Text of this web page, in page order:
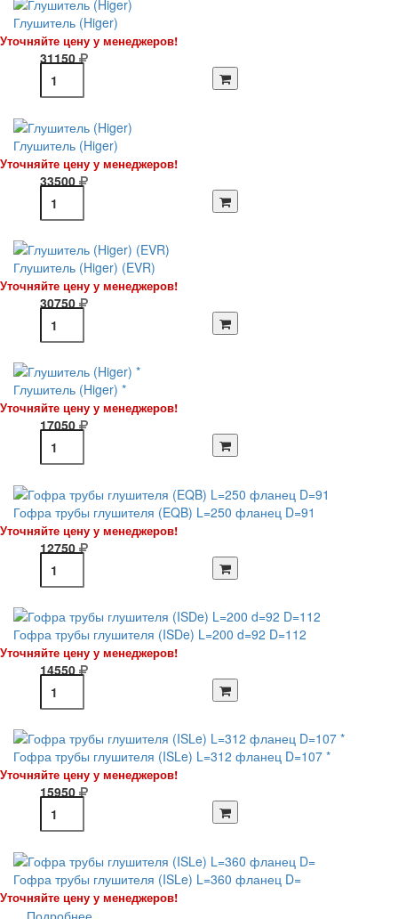
Глушитель (Higer)
Уточняйте цену у менеджеров!
31150
Глушитель (Higer)
Уточняйте цену у менеджеров!
33500
Глушитель (Higer) (EVR)
Уточняйте цену у менеджеров!
30750
Глушитель (Higer) *
Уточняйте цену у менеджеров!
17050
Гофра трубы глушителя (EQB) L=250 фланец D=91
Уточняйте цену у менеджеров!
12750
Гофра трубы глушителя (ISDe) L=200 d=92 D=112
Уточняйте цену у менеджеров!
14550
Гофра трубы глушителя (ISLe) L=312 фланец D=107 *
Уточняйте цену у менеджеров!
15950
Гофра трубы глушителя (ISLe) L=360 фланец D=
Уточняйте цену у менеджеров!
Подробнее